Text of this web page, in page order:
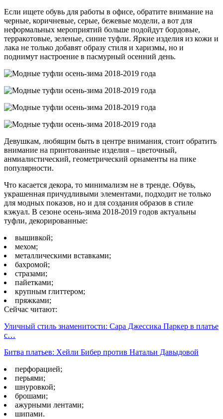
Если ищете обувь для работы в офисе, обратите внимание на
черные, коричневые, серые, бежевые модели, а вот для
неформальных мероприятий больше подойдут бордовые,
терракотовые, зеленые, синие туфли. Яркие изделия из кожи и
лака не только добавят образу стиля и харизмы, но и
поднимут настроение в пасмурный осенний день.
Девушкам, любящим быть в центре внимания, стоит обратить
внимание на принтованные изделия – цветочный,
анмиалистический, геометрический орнаменты на пике
популярности.
Что касается декора, то минимализм не в тренде. Обувь,
украшенная причудливыми элементами, подходит не только
для модных показов, но и для создания образов в стиле
кэжуал. В сезоне осень-зима 2018-2019 годов актуальны
туфли, декорированные:
вышивкой;
мехом;
металлическими вставками;
бахромой;
стразами;
пайетками;
крупным глиттером;
пряжками;
Сейчас читают:
Уличный стиль знаменитости: Сара Джессика Паркер в платье
с…
Битва платьев: Хейли Бибер против Натальи Давыдовой
перфорацией;
перьями;
шнуровкой;
брошами;
ажурными лентами;
шипами.